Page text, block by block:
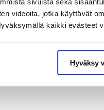
videoita, jotka käyttävät
kaikki evästeet
Hyväksy
ja filosofinen aistien
Haagan
valottavista keskusteluista.